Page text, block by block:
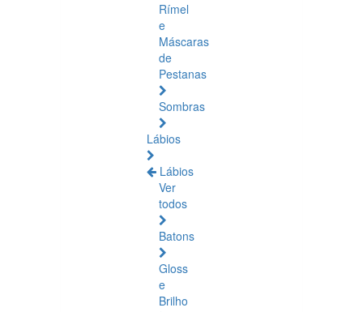
Rímel
e
Máscaras
de
Pestanas
Sombras
Lábios
Lábios
Ver
todos
Batons
Gloss
e
Brilho